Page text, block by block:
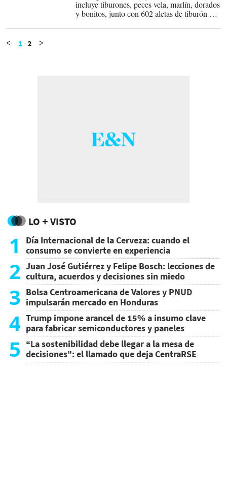
incluye tiburones, peces vela, marlín, dorados
y bonitos, junto con 602 aletas de tiburón y
< 1 2 >
LO + VISTO
1
Día Internacional de la Cerveza: cuando el
consumo se convierte en experiencia
2 Juan José Gutiérrez y Felipe Bosch: lecciones de
cultura, acuerdos y decisiones sin miedo
3 Bolsa Centroamericana de Valores y PNUD
impulsarán mercado en Honduras
4 Trump impone arancel de 15% a insumo clave
para fabricar semiconductores y paneles
5 “La sostenibilidad debe llegar a la mesa de
decisiones”: el llamado que deja CentraRSE